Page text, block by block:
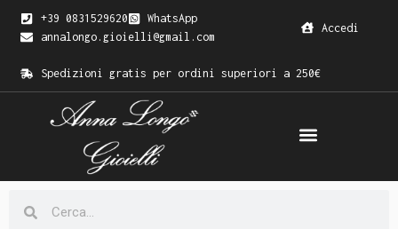
+39 0831529620
WhatsApp
annalongo.gioielli@gmail.com
Accedi
Spedizioni gratis per ordini superiori a 250€